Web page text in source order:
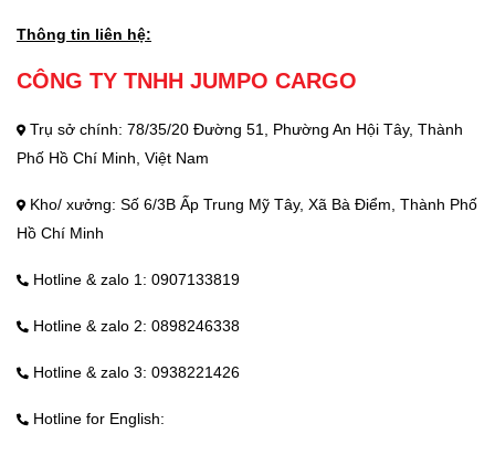
Thông tin liên hệ:
CÔNG TY TNHH JUMPO CARGO
Trụ sở chính: 78/35/20 Đường 51, Phường An Hội Tây, Thành
Phố Hồ Chí Minh, Việt Nam
Kho/ xưởng: Số 6/3B Ấp Trung Mỹ Tây, Xã Bà Điểm, Thành Phố
Hồ Chí Minh
Hotline & zalo 1: 0907133819
Hotline & zalo 2: 0898246338
Hotline & zalo 3: 0938221426
Hotline for English: